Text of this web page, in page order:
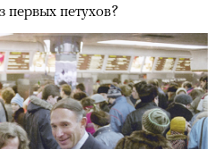
первых петухов?